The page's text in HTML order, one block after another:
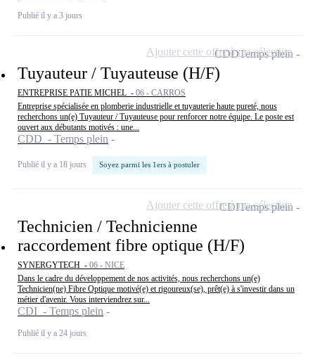
Publié il y a 3 jours
Tuyauteur / Tuyauteuse (H/F)
ENTREPRISE PATIE MICHEL - 06 - CARROS
Entreprise spécialisée en plomberie industrielle et tuyauterie haute pureté, nous
recherchons un(e) Tuyauteur / Tuyauteuse pour renforcer notre équipe. Le poste est
ouvert aux débutants motivés : une...
CDD - Temps plein
Publié il y a 18 jours Soyez parmi les 1ers à postuler
CDDTemps plein
Ajouter cette offre à ma sélection
Technicien / Technicienne
raccordement fibre optique (H/F)
SYNERGYTECH - 06 - NICE
Dans le cadre du développement de nos activités, nous recherchons un(e)
Technicien(ne) Fibre Optique motivé(e) et rigoureux(se), prêt(e) à s'investir dans un
métier d'avenir. Vous interviendrez sur...
CDI - Temps plein
Publié il y a 24 jours
CDITemps plein
Ajouter cette offre à ma sélection